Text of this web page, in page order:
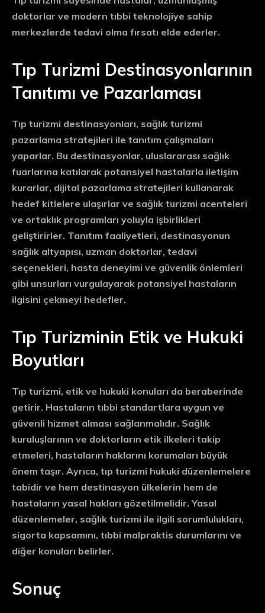
doktorlar ve modern tıbbi teknolojiye sahip
merkezlerde tedavi olma fırsatı elde ederler.
Tıp Turizmi Destinasyonlarının
Tanıtımı ve Pazarlaması
Tıp turizmi destinasyonları, sağlık turizmi
pazarlama stratejileri ile tanıtım çalışmaları
yaparlar. Bu destinasyonlar, uluslararası sağlık
fuarlarına katılarak potansiyel hastalarla iletişim
kurarlar, dijital pazarlama stratejileri kullanarak
hedef kitlelere ulaşırlar ve sağlık turizmi acenteleri
ve ortaklık programları yoluyla işbirlikleri
geliştirirler. Tanıtım faaliyetleri, destinasyonun
sağlık altyapısı, uzman doktorlar, tedavi
seçenekleri, hasta deneyimi ve güvenlik önlemleri
gibi unsurları vurgulayarak potansiyel hastaların
ilgisini çekmeyi hedefler.
Tıp Turizminin Etik ve Hukuki
Boyutları
Tıp turizmi, etik ve hukuki konuları da beraberinde
getirir. Hastaların tıbbi standartlara uygun ve
güvenli hizmet alması sağlanmalıdır. Sağlık
kuruluşlarının ve doktorların etik ilkeleri takip
etmeleri, hastaların haklarını korumaları büyük
önem taşır. Ayrıca, tıp turizmi hukuki düzenlemelere
tabidir ve hem destinasyon ülkelerin hem de
hastaların yasal hakları gözetilmelidir. Yasal
düzenlemeler, sağlık turizmi ile ilgili sorumlulukları,
sigorta kapsamını, tıbbi malpraktis durumlarını ve
diğer konuları belirler.
Sonuç